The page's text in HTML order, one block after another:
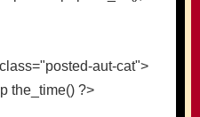
aut-cat">
the_time() ?>